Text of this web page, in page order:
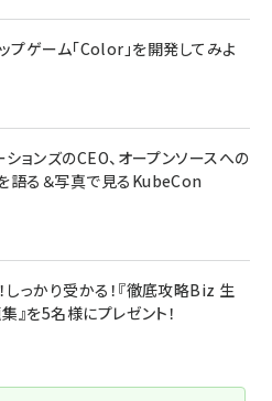
プゲーム「Color」を開発してみよ
ョンズのCEO、オープンソースへの
語る＆写真で見るKubeCon
っかり受かる！『徹底攻略Biz 生
を5名様にプレゼント！